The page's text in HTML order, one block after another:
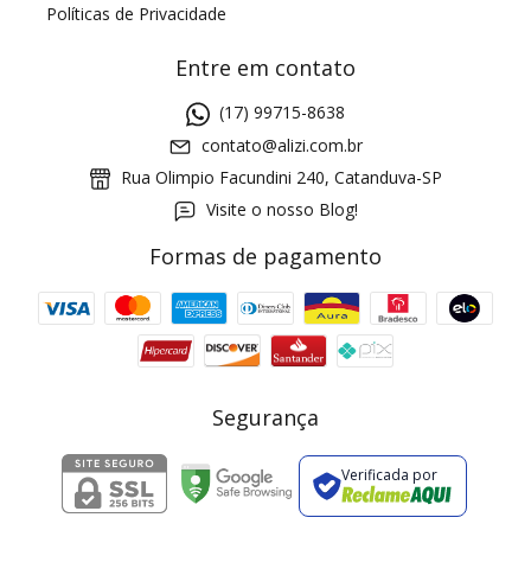
Políticas de Privacidade
Entre em contato
(17) 99715-8638
contato@alizi.com.br
Rua Olimpio Facundini 240, Catanduva-SP
Visite o nosso Blog!
Formas de pagamento
Segurança
Verificada por
Cupom 1a compra: GANHE5
2 pecas 7% OFF